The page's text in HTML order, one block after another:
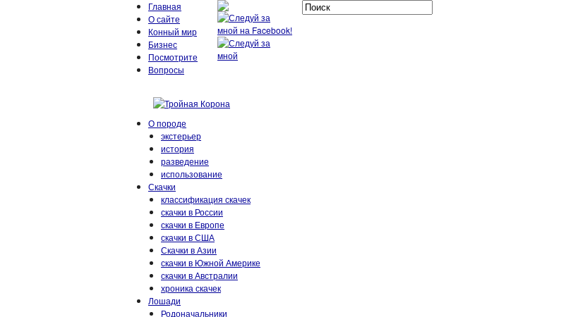
Главная
О сайте
Конный мир
Бизнес
Посмотрите
Вопросы
О породе
экстерьер
история
разведение
использование
Скачки
классификация скачек
скачки в России
скачки в Европе
скачки в США
Скачки в Азии
скачки в Южной Америке
скачки в Австралии
хроника скачек
Лошади
Родоначальники